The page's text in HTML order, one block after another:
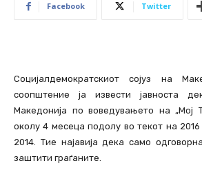
Facebook Twitter
Социјалдемократскиот сојуз на
соопштение ја извести јавноста
Македонија по воведувањето на „Мој
околу 4 месеца подолу во текот на
2014. Тие најавија дека само
заштити граѓаните.